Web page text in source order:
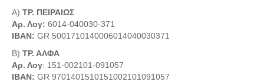
Albums Φωτογραφιών
Παλιές Φωτογραφίες του 1930
Πετρόκτιστα Σπίτια - Εκκλησίες
Πανοραμικές φωτογραφίες
Α) ΤΡ. ΠΕΙΡΑΙΩΣ
Αρ. Λογ: 6014-040030-371
IBAN: GR 5001710140006014040030371
Β) ΤΡ. ΑΛΦΑ
Αρ. Λογ: 151-002101-091057
IBAN: GR 9701401510151002101091057